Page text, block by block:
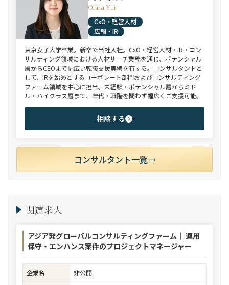
Ohira Yui
CxO・経営人材
広報・IR
東京女子大学卒業。新卒で当社入社。CxO・経営人材・IR・コン
サルティング領域における人材サーチ業務を通じ、ポテンシャル
層からCEOまで幅広い転職支援実績を有する。コンサルタントと
して、IRを始めとするコーポレート部門およびコンサルティング
ファーム領域を中心に担当。未経験・ポテンシャル層からミド
ル・ハイクラス層まで、年代・職階を問わず幅広くご支援可能。
相談する
コンサルタント一覧
関連求人
アジア発グローバルコンサルティングファーム｜ 運用
保守・エンハンス案件のプロジェクトマネージャー
企業名
非公開